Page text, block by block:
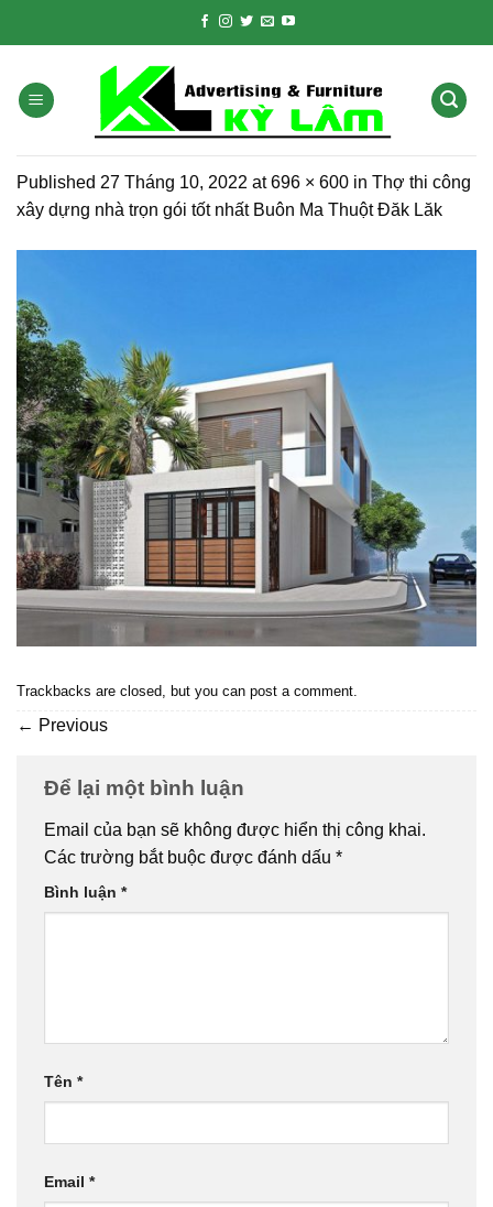
Published 27 Tháng 10, 2022 at696 × 600 in Thợ thi công
xây dựng nhà trọn gói tốt nhất Buôn Ma Thuột Đăk Lăk
Trackbacks are closed, but you can post a comment
← Previous
Để lại một bình luận
Email của bạn sẽ không được hiển thị công khai.
Các trường bắt buộc được đánh dấu *
Bình luận *
Tên *
Email *